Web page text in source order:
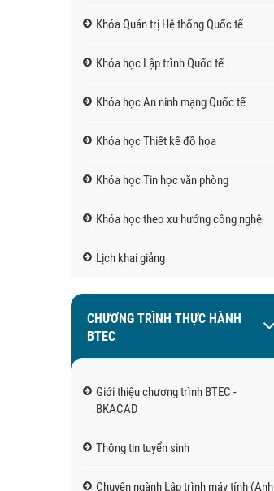
Khóa Quản trị Hệ thống Quốc tế
Khóa học Lập trình Quốc tế
Khóa học An ninh mạng Quốc tế
Khóa học Thiết kế đồ họa
Khóa học Tin học văn phòng
Khóa học theo xu hướng công nghệ
Lịch khai giảng
CHƯƠNG TRÌNH THỰC HÀNH
BTEC
Giới thiệu chương trình BTEC -
BKACAD
Thông tin tuyển sinh
Chuyên ngành Lập trình máy tính (Anh